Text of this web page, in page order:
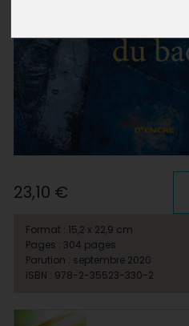
23,10 €
Format : 15,2 x 22,9 cm
Pages : 304 pages
Parution : septembre 2020
ISBN : 978-2-35523-330-2